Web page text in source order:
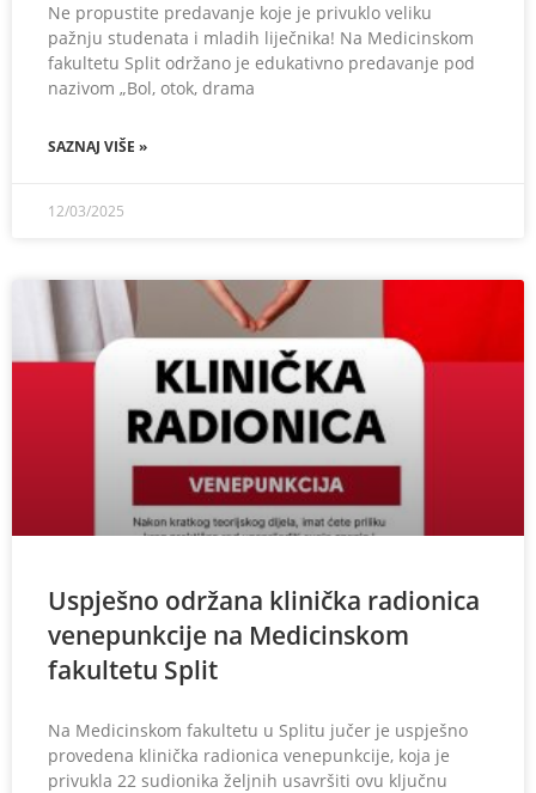
Ne propustite predavanje koje je privuklo veliku
pažnju studenata i mladih liječnika! Na Medicinskom
fakultetu Split održano je edukativno predavanje pod
nazivom „Bol, otok, drama
SAZNAJ VIŠE »
12/03/2025
Uspješno održana klinička radionica
venepunkcije na Medicinskom
fakultetu Split
Na Medicinskom fakultetu u Splitu jučer je uspješno
provedena klinička radionica venepunkcije, koja je
privukla 22 sudionika željnih usavršiti ovu ključnu